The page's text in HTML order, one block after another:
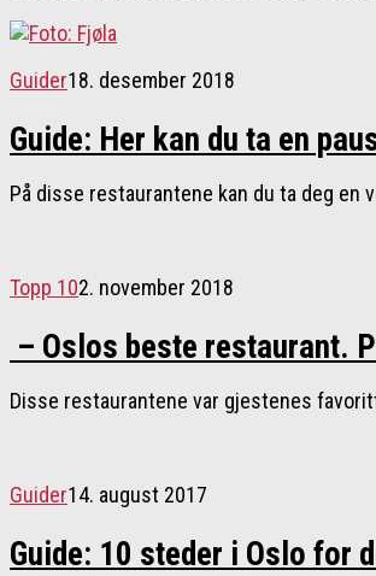
Guider18. desember 2018
Guide: Her kan du ta en
På disse restaurantene kan du ta deg
Topp 102. november 2018
– Oslos beste restaurant.
Disse restaurantene var gjestenes
Guider14. august 2017
Guide: 10 steder i Oslo for